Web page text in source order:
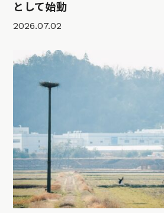
として始動
2026.07.02